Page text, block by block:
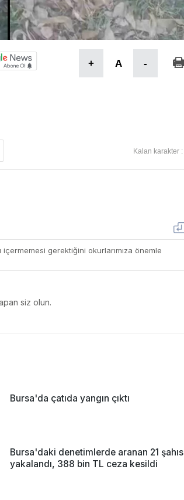
+ A -
Kalan karakter :
gerektiğini okurlarımıza önemle
siz olun.
Bursa'da çatıda yangın çıktı
Bursa'daki denetimlerde aranan 21 şahıs
yakalandı, 388 bin TL ceza kesildi